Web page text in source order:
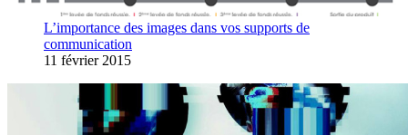
L’importance des images dans vos supports de
communication
11 février 2015